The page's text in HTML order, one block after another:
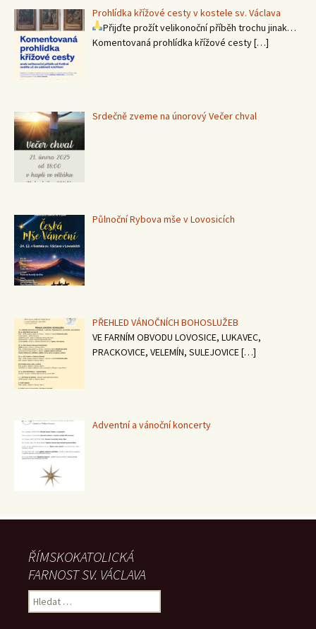
Prohlídka křížové cesty v kostele sv. Václava
Přijďte prožít velikonoční příběh trochu jinak…
Komentovaná prohlídka křížové cesty[…]
Srdečně zveme na únorový Večer chval
Půlnoční Rybova mše v Lovosicích
PŘEHLED VÁNOČNÍCH BOHOSLUŽEB
VE FARNÍM OBVODU LOVOSICE, LUKAVEC,
PRACKOVICE, VELEMÍN, SULEJOVICE[…]
Adventní a vánoční koncerty
ŘÍMSKOKATOLICKÁ
FARNOST SV. VÁCLAVA
Vyhledávání